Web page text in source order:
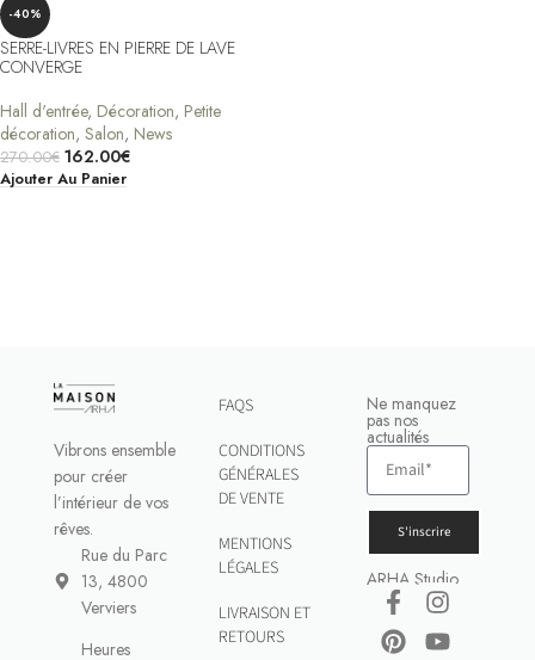
-40%
SERRE-LIVRES EN PIERRE DE LAVE
CONVERGE
Hall d'entrée, Décoration, Petite
décoration, Salon, News
270.00€ 162.00€
Ajouter Au Panier
Vibrons ensemble
pour créer
l’intérieur de vos
rêves.
Rue du Parc
13, 4800
Verviers
Heures
FAQS
CONDITIONS
GÉNÉRALES
DE VENTE
MENTIONS
LÉGALES
LIVRAISON ET
RETOURS
Ne manquez
pas nos
actualités
S'inscrire
ARHA Studio